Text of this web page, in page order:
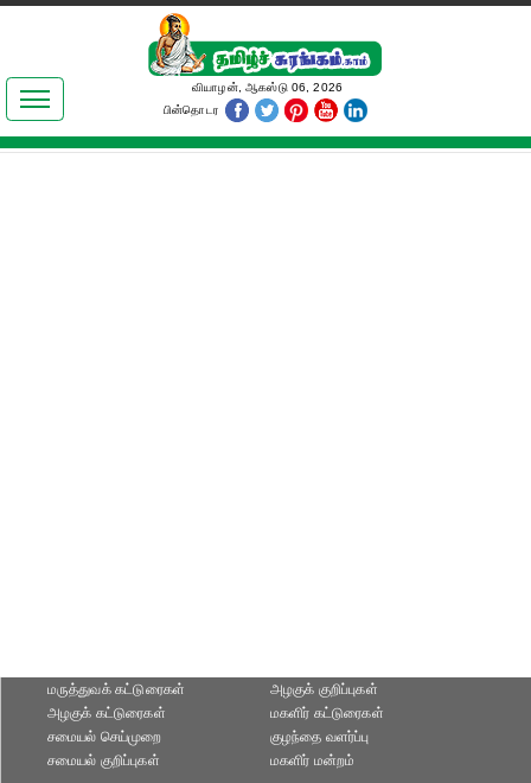
இலக்கியங்கள்
தமிழ் உலகம்
வியாழன், ஆகஸ்டு 06, 2026
பின்தொடர
மருத்துவக் கட்டுரைகள்
அழகுக் கட்டுரைகள்
அழகுக் குறிப்புகள்
மகளிர் கட்டுரைகள்
சமையல் செய்முறை
சமையல் குறிப்புகள்
குழந்தை வளர்ப்பு
மகளிர் மன்றம்